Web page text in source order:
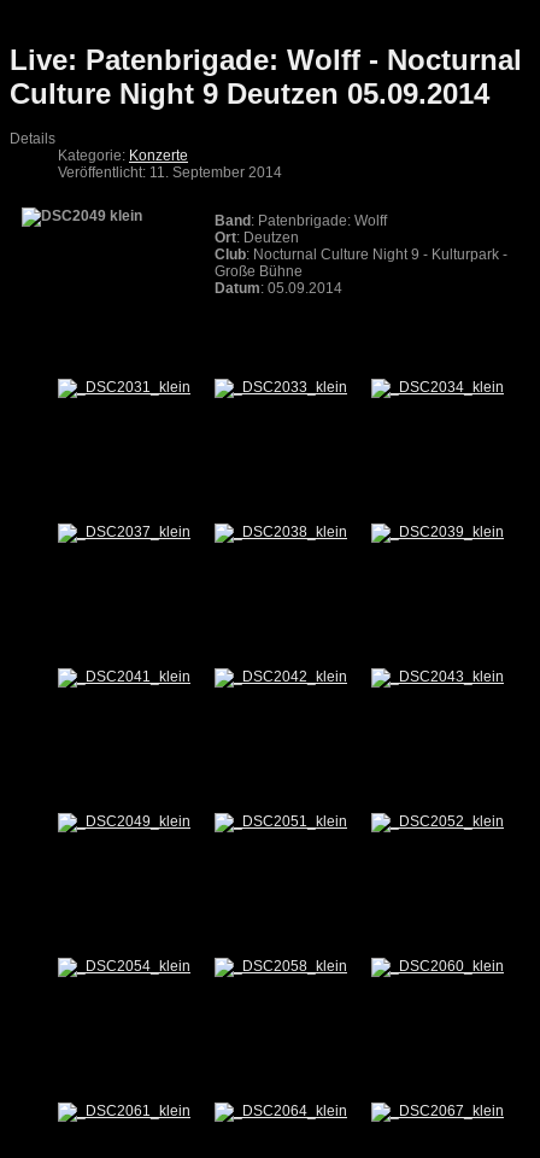
Live: Patenbrigade: Wolff - Nocturnal
Culture Night 9 Deutzen 05.09.2014
Details
Kategorie: Konzerte
Veröffentlicht: 11. September 2014
Band : Patenbrigade: Wolff
Ort: Deutzen
Club: Nocturnal Culture Night 9 - Kulturpark -
Große Bühne
Datum: 05.09.2014